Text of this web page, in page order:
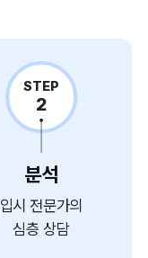
STEP
2
분석
입시 전문가의
심층 상담